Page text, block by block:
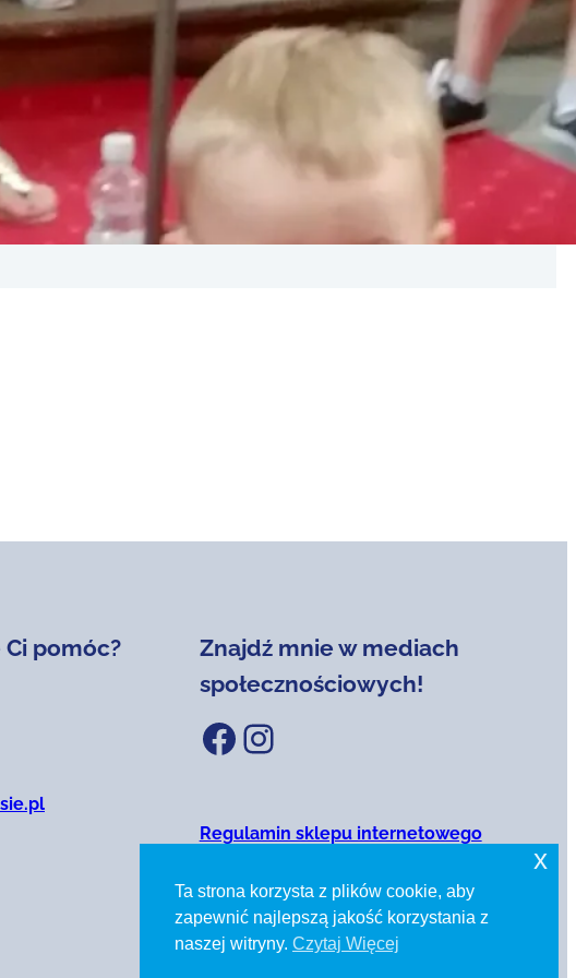
relaks, odkrywanie nowych miejsc i ciekawych doświadczeń.
w miejscowościach wypoczynkowych. Podczas
ofertę instytucji kultury, które mogą stanowić
Mnóstwo muzeów, bibliotek, teatrów, galerii sztuki
dalej
pomóc?
Znajdź mnie w mediach
społecznościowych!
Facebook Instagram
Regulamin sklepu internetowego
Polityka prywatności
Ta strona korzysta z plików cookie, aby
zapewnić najlepszą jakość korzystania z
naszej witryny. Czytaj Więcej
x